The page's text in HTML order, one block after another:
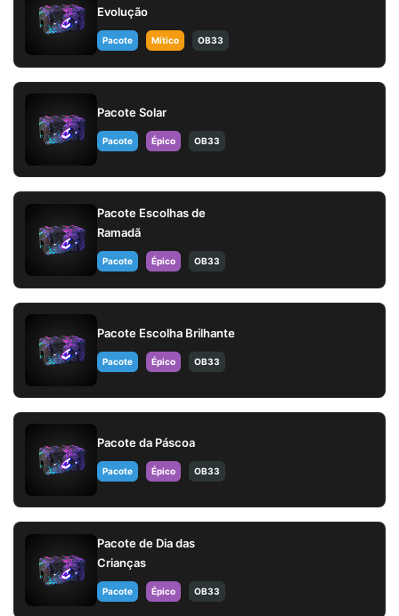
Evolução
Pacote Mítico OB33
Pacote Solar
Pacote Épico OB33
Pacote Escolhas de
Ramadã
Pacote Épico OB33
Pacote Escolha Brilhante
Pacote Épico OB33
Pacote da Páscoa
Pacote Épico OB33
Pacote de Dia das
Crianças
Pacote Épico OB33